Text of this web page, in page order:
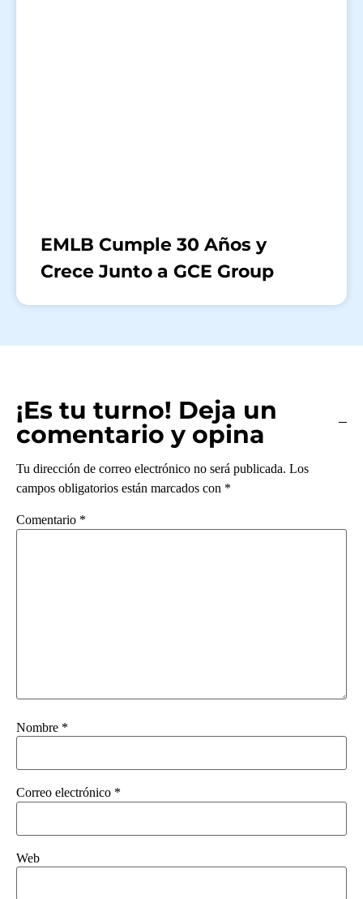
EMLB Cumple 30 Años y
Crece Junto a GCE Group
¡Es tu turno! Deja un
comentario y opina
Tu dirección de correo electrónico no será publicada. Los
campos obligatorios están marcados con *
Comentario *
Nombre *
Correo electrónico *
Web